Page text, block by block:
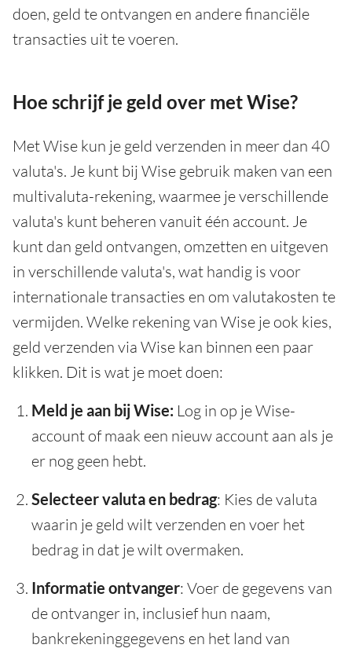
doen, geld te ontvangen en andere financiële
transacties uit te voeren.
Hoe schrijf je geld over met Wise?
Met Wise kun je geld verzenden in meer dan 40
valuta's. Je kunt bij Wise gebruik maken van een
multivaluta-rekening, waarmee je verschillende
valuta's kunt beheren vanuit één account. Je
kunt dan geld ontvangen, omzetten en uitgeven
in verschillende valuta's, wat handig is voor
internationale transacties en om valutakosten te
vermijden. Welke rekening van Wise je ook kies,
geld verzenden via Wise kan binnen een paar
klikken. Dit is wat je moet doen:
Meld je aan bij Wise: Log in op je Wise-
account of maak een nieuw account aan als je
er nog geen hebt.
Selecteer valuta en bedrag: Kies de valuta
waarin je geld wilt verzenden en voer het
bedrag in dat je wilt overmaken.
Informatie ontvanger: Voer de gegevens van
de ontvanger in, inclusief hun naam,
bankrekeninggegevens en het land van